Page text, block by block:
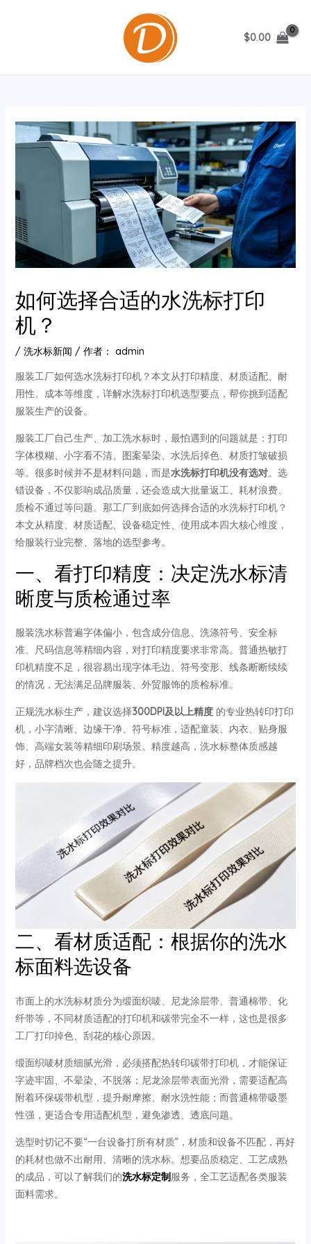
$0.00
如何选择合适的水洗标打印
机？
/ 洗水标新闻 / 作者： admin
服装工厂如何选水洗标打印机？本文从打印精度、材质适配、耐
用性、成本等维度，详解水洗标打印机选型要点，帮你挑到适配
服装生产的设备。
服装工厂自己生产、加工洗水标时，最怕遇到的问题就是：打印
字体模糊、小字看不清、图案晕染、水洗后掉色、材质打皱破损
等。很多时候并不是材料问题，而是水洗标打印机没有选对。选
错设备，不仅影响成品质量，还会造成大批量返工、耗材浪费、
质检不通过等问题。那工厂到底如何选择合适的水洗标打印机？
本文从精度、材质适配、设备稳定性、使用成本四大核心维度，
给服装行业完整、落地的选型参考。
一、看打印精度：决定洗水标清
晰度与质检通过率
服装洗水标普遍字体偏小，包含成分信息、洗涤符号、安全标
准、尺码信息等精细内容，对打印精度要求非常高。普通热敏打
印机精度不足，很容易出现字体毛边、符号变形、线条断断续续
的情况，无法满足品牌服装、外贸服饰的质检标准。
正规洗水标生产，建议选择300DPI及以上精度的专业热转印打印
机，小字清晰、边缘干净、符号标准，适配童装、内衣、贴身服
饰、高端女装等精细印刷场景。精度越高，洗水标整体质感越
好，品牌档次也会随之提升。
二、看材质适配：根据你的洗水
标面料选设备
市面上的水洗标材质分为缎面织唛、尼龙涂层带、普通棉带、化
纤带等，不同材质适配的打印机和碳带完全不一样，这也是很多
工厂打印掉色、刮花的核心原因。
缎面织唛材质细腻光滑，必须搭配热转印碳带打印机，才能保证
字迹牢固、不晕染、不脱落；尼龙涂层带表面光滑，需要适配高
附着环保碳带机型，提升耐摩擦、耐水洗性能；而普通棉带吸墨
性强，更适合专用适配机型，避免渗透、透底问题。
选型时切记不要“一台设备打所有材质”，材质和设备不匹配，再好
的耗材也做不出耐用、清晰的洗水标。想要品质稳定、工艺成熟
的成品，可以了解我们的洗水标定制服务，全工艺适配各类服装
面料需求。